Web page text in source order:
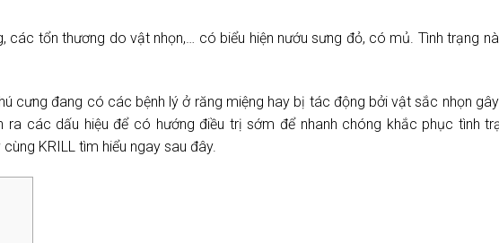
các tổn thương do vật nhọn,… có biểu hiện nướu sưng đỏ, có mủ. Tình trạng
cưng đang có các bệnh lý ở răng miệng hay bị tác động bởi vật sắc nhọn
ra các dấu hiệu để có hướng điều trị sớm để nhanh chóng khắc phục tình
KRILL tìm hiểu ngay sau đây.